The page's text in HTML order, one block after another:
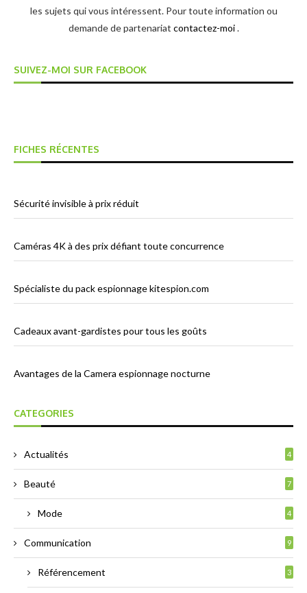
les sujets qui vous intéressent. Pour toute information ou
demande de partenariat contactez-moi.
SUIVEZ-MOI SUR FACEBOOK
FICHES RÉCENTES
Sécurité invisible à prix réduit
Caméras 4K à des prix défiant toute concurrence
Spécialiste du pack espionnage kitespion.com
Cadeaux avant-gardistes pour tous les goûts
Avantages de la Camera espionnage nocturne
CATEGORIES
Actualités 4
Beauté 7
Mode 4
Communication 9
Référencement 3